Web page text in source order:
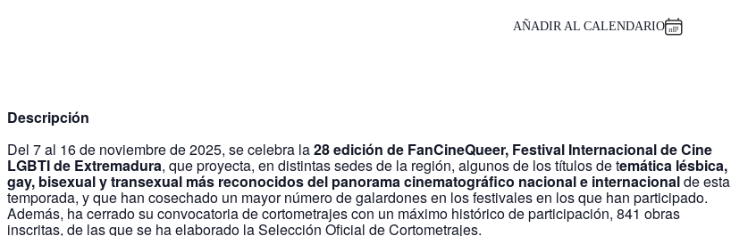
AÑADIR AL CALENDARIO
Descripción
Del 7 al 16 de noviembre de 2025, se celebra la28 edición de FanCineQueer, Festival Internacional de Cine
LGBTI de Extremadura, que proyecta, en distintas sedes de la región, algunos de los títulos de temática lésbica,
gay, bisexual y transexual más reconocidos del panorama cinematográfico nacional e internacionalde esta
temporada, y que han cosechado un mayor número de galardones en los festivales en los que han participado.
Además, ha cerrado su convocatoria de cortometrajes con un máximo histórico de participación, 841 obras
inscritas, de las que se ha elaborado la Selección Oficial de Cortometrajes.